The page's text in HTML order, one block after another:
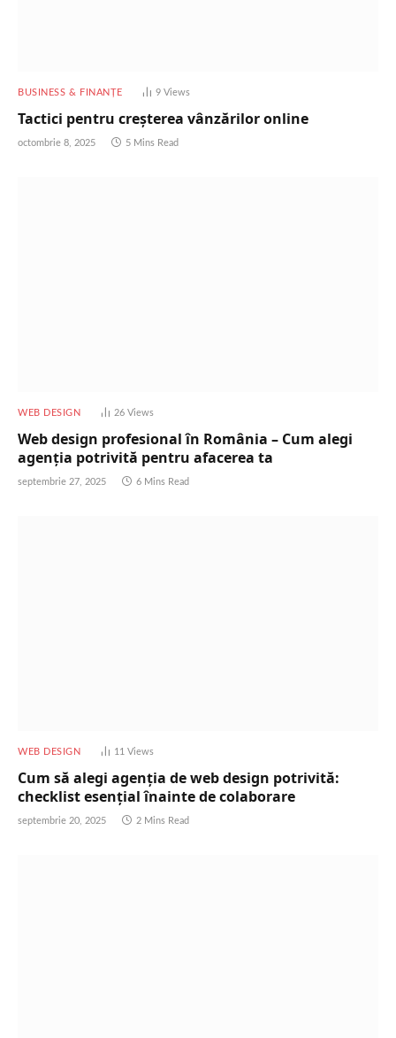
BUSINESS & FINANȚE 9 Views
Tactici pentru creșterea vânzărilor online
octombrie 8, 2025 5 Mins Read
WEB DESIGN 26 Views
Web design profesional în România – Cum alegi
agenția potrivită pentru afacerea ta
septembrie 27, 2025 6 Mins Read
WEB DESIGN 11 Views
Cum să alegi agenția de web design potrivită:
checklist esențial înainte de colaborare
septembrie 20, 2025 2 Mins Read